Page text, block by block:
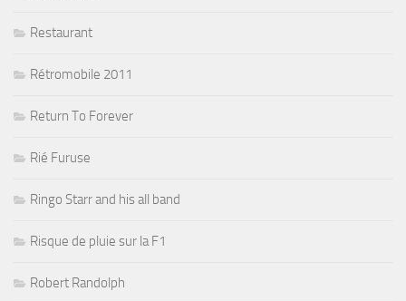
Restaurant
Rétromobile 2011
Return To Forever
Rié Furuse
Ringo Starr and his all band
Risque de pluie sur la F1
Robert Randolph